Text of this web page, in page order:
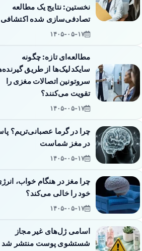
نخستین: نتایج یک مطالعه
تصادفی‌سازی شده اکتشافی
۱۴۰۵-۰۵-۱۷
مطالعه‌ای تازه: چگونه
سایکدلیک‌ها از طریق
سروتونین اتصالات مغزی را
تقویت می‌کنند؟
۱۴۰۵-۰۵-۱۷
چرا در گرما عصبانی‌تریم؟
در مغز شماست
۱۴۰۵-۰۵-۱۷
چرا مغز در هنگام خواب،
خود را خالی می‌کند؟
۱۴۰۵-۰۵-۱۷
اسامی ژل‌های غیر مجاز
شستشوی پوست منتشر شد